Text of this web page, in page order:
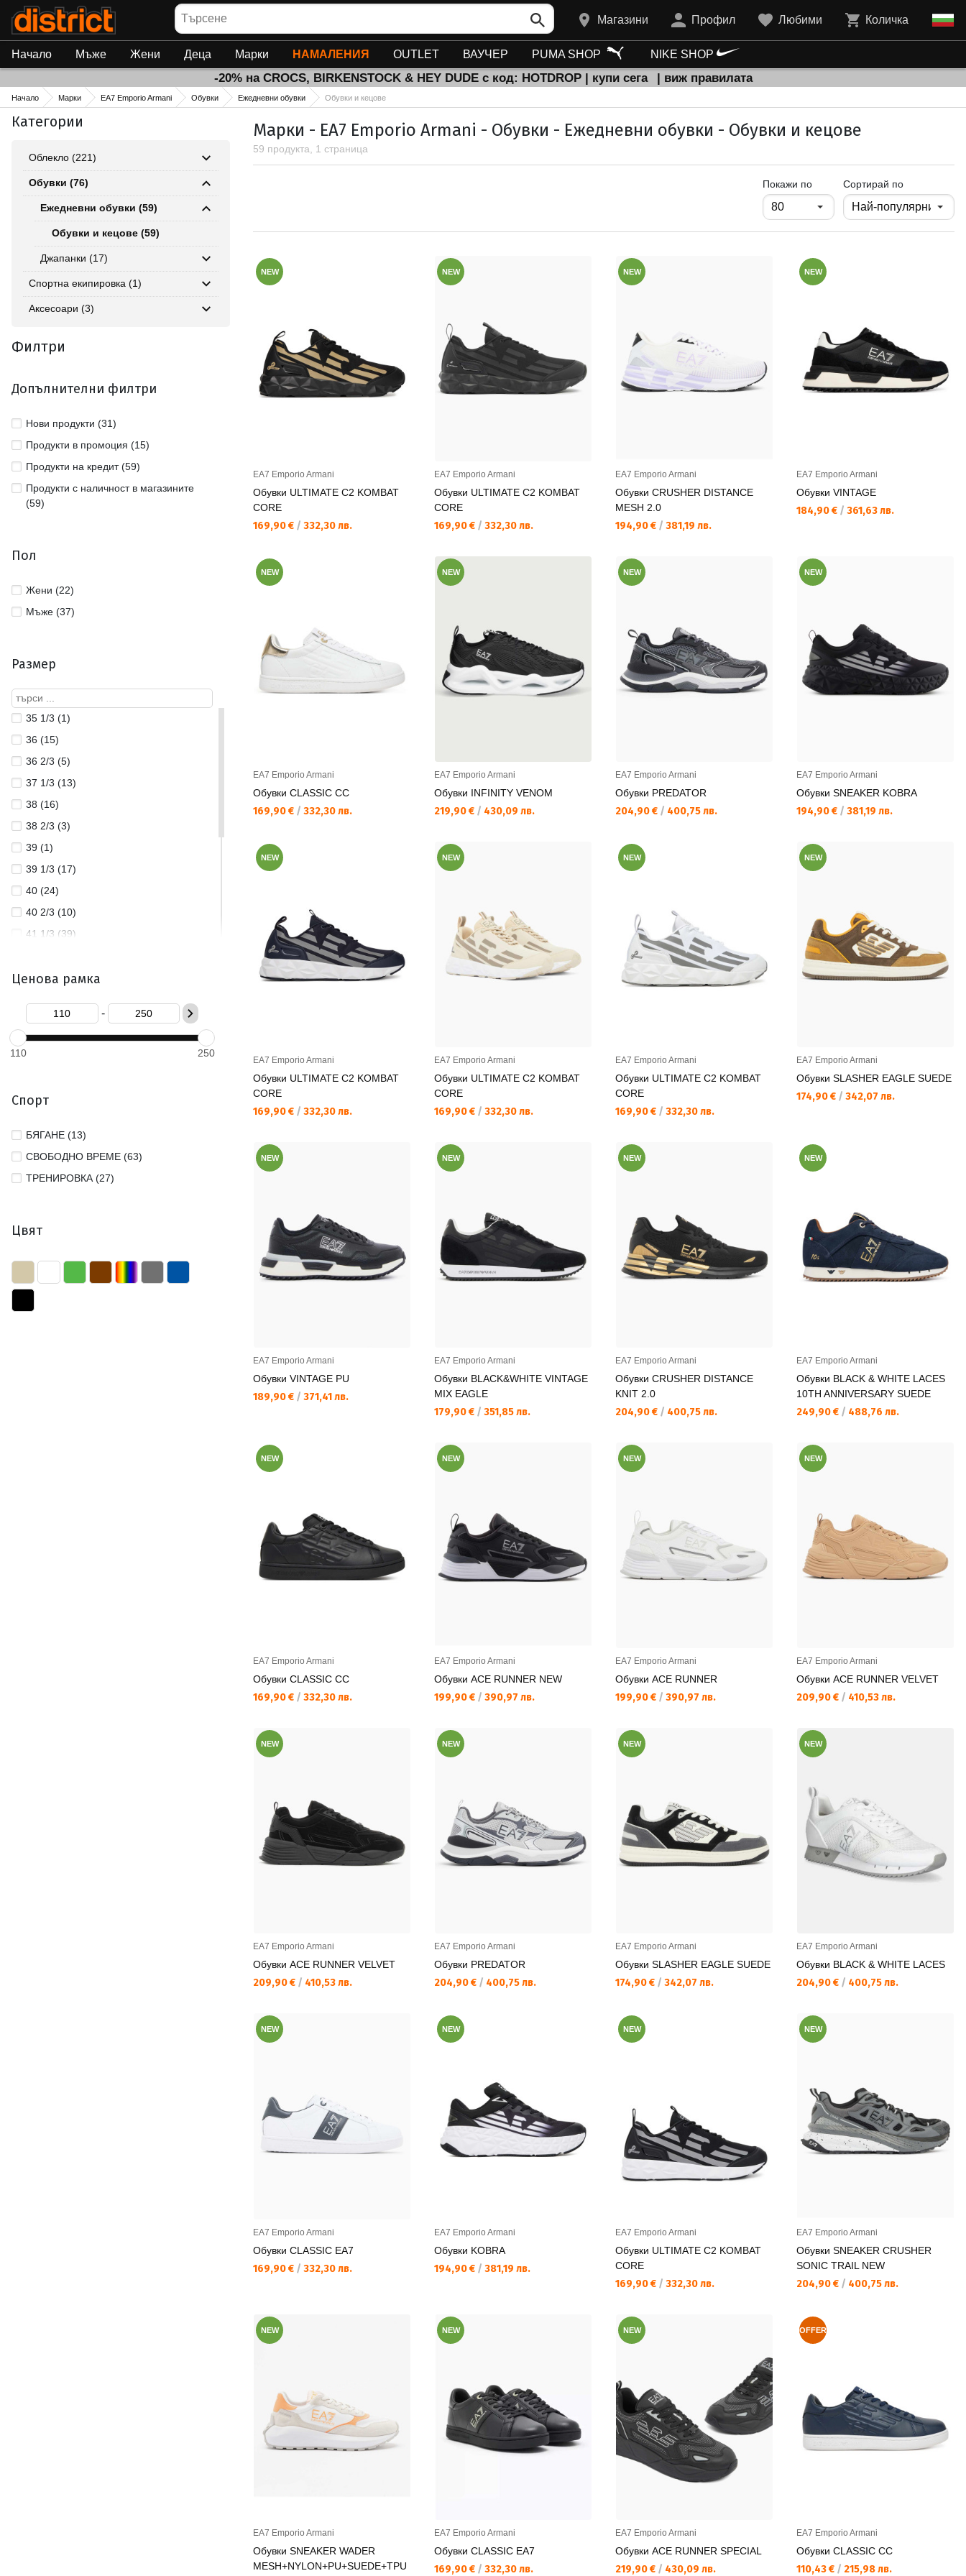
Търсене
Магазини Профил Любими Количка
Начало Мъже Жени Деца Марки НАМАЛЕНИЯ OUTLET ВАУЧЕР PUMA SHOP NIKE SHOP
-20% на CROCS, BIRKENSTOCK & HEY DUDE с код: HOTDROP | купи сега | виж правилата
Начало Марки EA7 Emporio Armani Обувки Ежедневни обувки Обувки и кецове
Категории
Облекло (221)
Обувки (76)
Ежедневни обувки (59)
Обувки и кецове (59)
Джапанки (17)
Спортна екипировка (1)
Аксесоари (3)
Филтри
Допълнителни филтри
Нови продукти (31)
Продукти в промоция (15)
Продукти на кредит (59)
Продукти с наличност в магазините
(59)
Пол
Жени (22)
Мъже (37)
Размер
35 1/3 (1)
36 (15)
36 2/3 (5)
37 1/3 (13)
38 (16)
38 2/3 (3)
39 (1)
39 1/3 (17)
40 (24)
40 2/3 (10)
41 1/3 (39)
42 2/3 (2)
44 (28)
44 2/3 (1)
47 1/3 (2)
Ценова рамка
-
110 250
Спорт
БЯГАНЕ (13)
СВОБОДНО ВРЕМЕ (63)
ТРЕНИРОВКА (27)
Цвят
Марки - EA7 Emporio Armani - Обувки - Ежедневни обувки - Обувки и кецове
59 продукта, 1 страница
Покажи попродукти на страница
Сортирай по
NEW
EA7 Emporio Armani
Обувки ULTIMATE C2 KOMBAT
CORE
Текуща цена:
169,90 € / 332,30 лв.
NEW
EA7 Emporio Armani
Обувки ULTIMATE C2 KOMBAT
CORE
Текуща цена:
169,90 € / 332,30 лв.
NEW
EA7 Emporio Armani
Обувки CRUSHER DISTANCE
MESH 2.0
Текуща цена:
194,90 € / 381,19 лв.
NEW
EA7 Emporio Armani
Обувки VINTAGE
Текуща цена:
184,90 € / 361,63 лв.
NEW
EA7 Emporio Armani
Обувки CLASSIC CC
Текуща цена:
169,90 € / 332,30 лв.
NEW
EA7 Emporio Armani
Обувки INFINITY VENOM
Текуща цена:
219,90 € / 430,09 лв.
NEW
EA7 Emporio Armani
Обувки PREDATOR
Текуща цена:
204,90 € / 400,75 лв.
NEW
EA7 Emporio Armani
Обувки SNEAKER KOBRA
Текуща цена:
194,90 € / 381,19 лв.
NEW
EA7 Emporio Armani
Обувки ULTIMATE C2 KOMBAT
CORE
Текуща цена:
169,90 € / 332,30 лв.
NEW
EA7 Emporio Armani
Обувки ULTIMATE C2 KOMBAT
CORE
Текуща цена:
169,90 € / 332,30 лв.
NEW
EA7 Emporio Armani
Обувки ULTIMATE C2 KOMBAT
CORE
Текуща цена:
169,90 € / 332,30 лв.
NEW
EA7 Emporio Armani
Обувки SLASHER EAGLE SUEDE
Текуща цена:
174,90 € / 342,07 лв.
NEW
EA7 Emporio Armani
Обувки VINTAGE PU
Текуща цена:
189,90 € / 371,41 лв.
NEW
EA7 Emporio Armani
Обувки BLACK&WHITE VINTAGE
MIX EAGLE
Текуща цена:
179,90 € / 351,85 лв.
NEW
EA7 Emporio Armani
Обувки CRUSHER DISTANCE
KNIT 2.0
Текуща цена:
204,90 € / 400,75 лв.
NEW
EA7 Emporio Armani
Обувки BLACK & WHITE LACES
10TH ANNIVERSARY SUEDE
Текуща цена:
249,90 € / 488,76 лв.
NEW
EA7 Emporio Armani
Обувки CLASSIC CC
Текуща цена:
169,90 € / 332,30 лв.
NEW
EA7 Emporio Armani
Обувки ACE RUNNER NEW
Текуща цена:
199,90 € / 390,97 лв.
NEW
EA7 Emporio Armani
Обувки ACE RUNNER
Текуща цена:
199,90 € / 390,97 лв.
NEW
EA7 Emporio Armani
Обувки ACE RUNNER VELVET
Текуща цена:
209,90 € / 410,53 лв.
NEW
EA7 Emporio Armani
Обувки ACE RUNNER VELVET
Текуща цена:
209,90 € / 410,53 лв.
NEW
EA7 Emporio Armani
Обувки PREDATOR
Текуща цена:
204,90 € / 400,75 лв.
NEW
EA7 Emporio Armani
Обувки SLASHER EAGLE SUEDE
Текуща цена:
174,90 € / 342,07 лв.
NEW
EA7 Emporio Armani
Обувки BLACK & WHITE LACES
Текуща цена:
204,90 € / 400,75 лв.
NEW
EA7 Emporio Armani
Обувки CLASSIC EA7
Текуща цена:
169,90 € / 332,30 лв.
NEW
EA7 Emporio Armani
Обувки KOBRA
Текуща цена:
194,90 € / 381,19 лв.
NEW
EA7 Emporio Armani
Обувки ULTIMATE C2 KOMBAT
CORE
Текуща цена:
169,90 € / 332,30 лв.
NEW
EA7 Emporio Armani
Обувки SNEAKER CRUSHER
SONIC TRAIL NEW
Текуща цена:
204,90 € / 400,75 лв.
NEW
EA7 Emporio Armani
Обувки SNEAKER WADER
MESH+NYLON+PU+SUEDE+TPU
NEW
EA7 Emporio Armani
Обувки CLASSIC EA7
Текуща цена:
169,90 € / 332,30 лв.
NEW
EA7 Emporio Armani
Обувки ACE RUNNER SPECIAL
Текуща цена:
219,90 € / 430,09 лв.
OFFER
EA7 Emporio Armani
Обувки CLASSIC CC
Текуща цена:
110,43 € / 215,98 лв.